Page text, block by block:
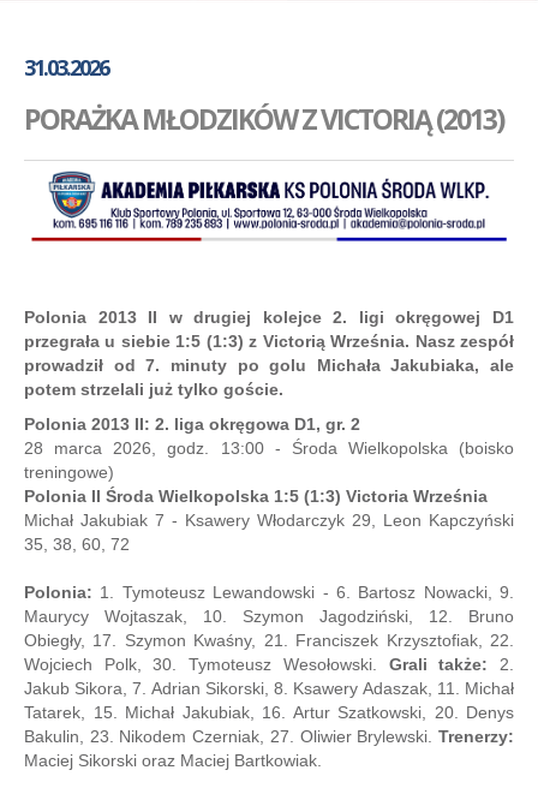
KONTAKT
SKLEP
PLAN TRENINGÓW
31.03.2026
PORAŻKA MŁODZIKÓW Z VICTORIĄ (2013)
Polonia 2013 II w drugiej kolejce 2. ligi okręgowej D1
przegrała u siebie 1:5 (1:3) z Victorią Września. Nasz zespół
prowadził od 7. minuty po golu Michała Jakubiaka, ale
potem strzelali już tylko goście.
Polonia 2013 II: 2. liga okręgowa D1, gr. 2
28 marca 2026, godz. 13:00 - Środa Wielkopolska (boisko
treningowe)
Polonia II Środa Wielkopolska 1:5 (1:3) Victoria Września
Michał Jakubiak 7 - Ksawery Włodarczyk 29, Leon Kapczyński
35, 38, 60, 72
Polonia: 1. Tymoteusz Lewandowski - 6. Bartosz Nowacki, 9.
Maurycy Wojtaszak, 10. Szymon Jagodziński, 12. Bruno
Obiegły, 17. Szymon Kwaśny, 21. Franciszek Krzysztofiak, 22.
Wojciech Polk, 30. Tymoteusz Wesołowski. Grali także: 2.
Jakub Sikora, 7. Adrian Sikorski, 8. Ksawery Adaszak, 11. Michał
Tatarek, 15. Michał Jakubiak, 16. Artur Szatkowski, 20. Denys
Bakulin, 23. Nikodem Czerniak, 27. Oliwier Brylewski. Trenerzy:
Maciej Sikorski oraz Maciej Bartkowiak.